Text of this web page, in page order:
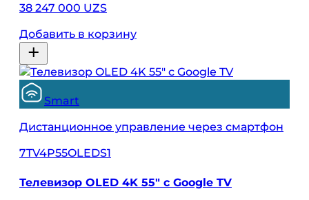
38 247 000 UZS
Добавить в корзину
Smart
Дистанционное управление через смартфон
7TV4P55OLEDS1
Телевизор OLED 4K 55" с Google TV